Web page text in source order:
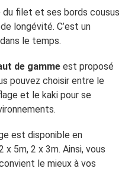
du filet et ses bords cousus
longévité. C’est un
le temps.
de gamme est proposé
pouvez choisir entre le
et le kaki pour se
est disponible en
x 5m, 2 x 3m. Ainsi, vous
le mieux à vos